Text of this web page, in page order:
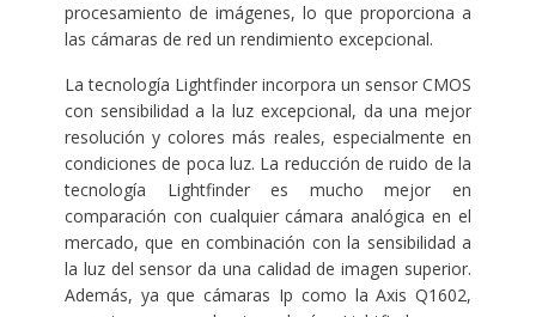
procesamiento de imágenes, lo que proporciona a
las cámaras de red un rendimiento excepcional.
La tecnología Lightfinder incorpora un sensor CMOS
con sensibilidad a la luz excepcional, da una mejor
resolución y colores más reales, especialmente en
condiciones de poca luz. La reducción de ruido de la
tecnología Lightfinder es mucho mejor en
comparación con cualquier cámara analógica en el
mercado, que en combinación con la sensibilidad a
la luz del sensor da una calidad de imagen superior.
Además, ya que cámaras Ip como la Axis Q1602,